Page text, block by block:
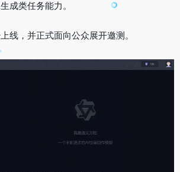
成类任务能力。
线，并正式面向公众展开邀测。